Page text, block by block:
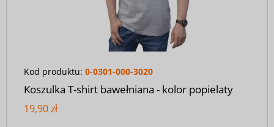
Kod produktu: 0-0301-000-3020
Koszulka T-shirt bawełniana - kolor popielaty
19,90 zł